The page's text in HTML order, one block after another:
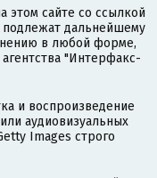
сайте со ссылкой
подлежат дальнейшему
в любой форме,
"Интерфакс-
и воспроизведение
аудиовизуальных
Images строго